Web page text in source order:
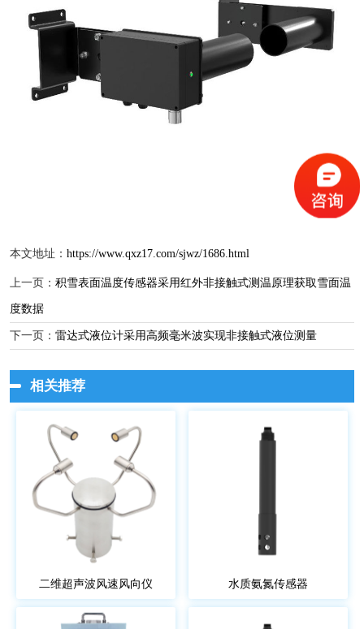
本文地址： https://www.qxz17.com/sjwz/1686.html
上一页： 积雪表面温度传感器采用红外非接触式测温原理获取雪面温
度数据
下一页： 雷达式液位计采用高频毫米波实现非接触式液位测量
相关推荐
二维超声波风速风向仪 水质氨氮传感器